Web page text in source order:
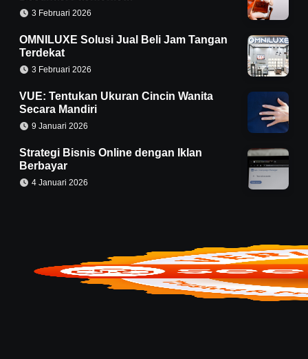
3 Februari 2026
OMNILUXE Solusi Jual Beli Jam Tangan
Terdekat
3 Februari 2026
VUE: Tentukan Ukuran Cincin Wanita
Secara Mandiri
9 Januari 2026
Strategi Bisnis Online dengan Iklan
Berbayar
4 Januari 2026